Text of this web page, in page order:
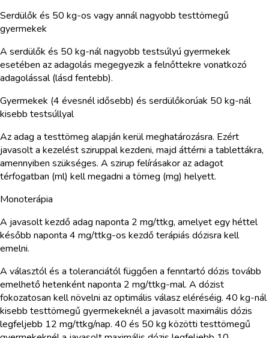
Serdülők és 50 kg-os vagy annál nagyobb testtömegű
gyermekek
A serdülők és 50 kg-nál nagyobb testsúlyú gyermekek
esetében az adagolás megegyezik a felnőttekre vonatkozó
adagolással (lásd fentebb).
Gyermekek (4 évesnél idősebb) és serdülőkorúak 50 kg-nál
kisebb testsúllyal
Az adag a testtömeg alapján kerül meghatározásra. Ezért
javasolt a kezelést sziruppal kezdeni, majd áttérni a tablettákra,
amennyiben szükséges. A szirup felírásakor az adagot
térfogatban (ml) kell megadni a tömeg (mg) helyett.
Monoterápia
A javasolt kezdő adag naponta 2 mg/ttkg, amelyet egy héttel
később naponta 4 mg/ttkg-os kezdő terápiás dózisra kell
emelni.
A választól és a toleranciától függően a fenntartó dózis tovább
emelhető hetenként naponta 2 mg/ttkg-mal. A dózist
fokozatosan kell növelni az optimális válasz eléréséig. 40 kg-nál
kisebb testtömegű gyermekeknél a javasolt maximális dózis
legfeljebb 12 mg/ttkg/nap. 40 és 50 kg közötti testtömegű